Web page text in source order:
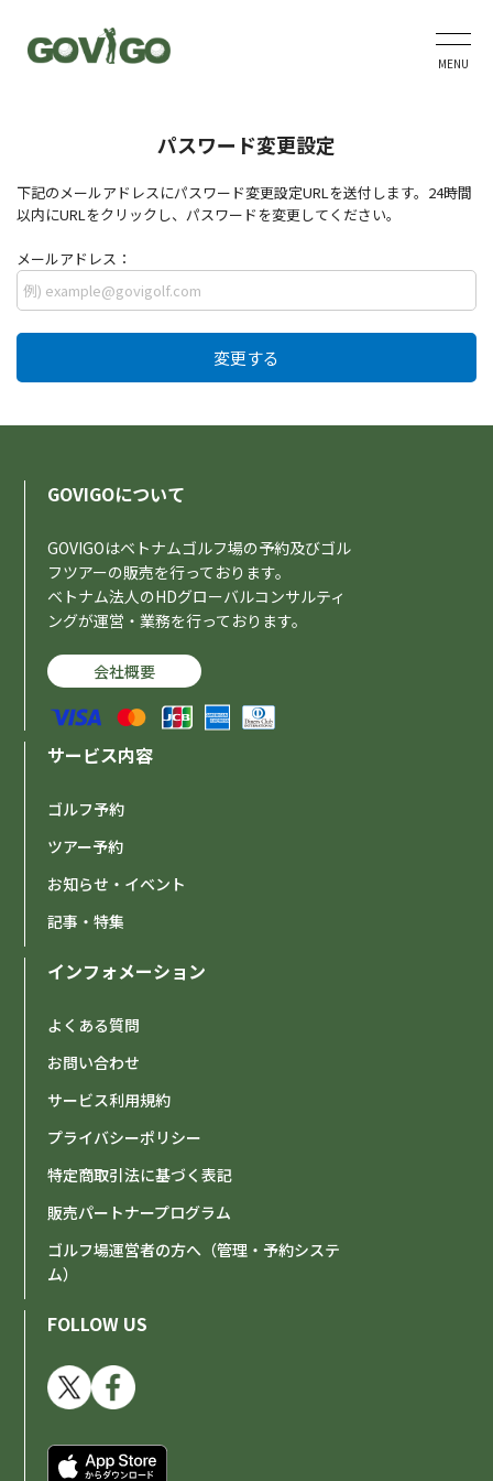
MENU
パスワード変更設定
下記のメールアドレスにパスワード変更設定URLを送付します。24時間
以内にURLをクリックし、パスワードを変更してください。
メールアドレス：
GOVIGOについて
GOVIGOはベトナムゴルフ場の予約及びゴル
フツアーの販売を行っております。
ベトナム法人のHDグローバルコンサルティ
ングが運営・業務を行っております。
会社概要
サービス内容
ゴルフ予約
ツアー予約
お知らせ・イベント
記事・特集
インフォメーション
よくある質問
お問い合わせ
サービス利用規約
プライバシーポリシー
特定商取引法に基づく表記
販売パートナープログラム
ゴルフ場運営者の方へ（管理・予約システ
ム）
FOLLOW US